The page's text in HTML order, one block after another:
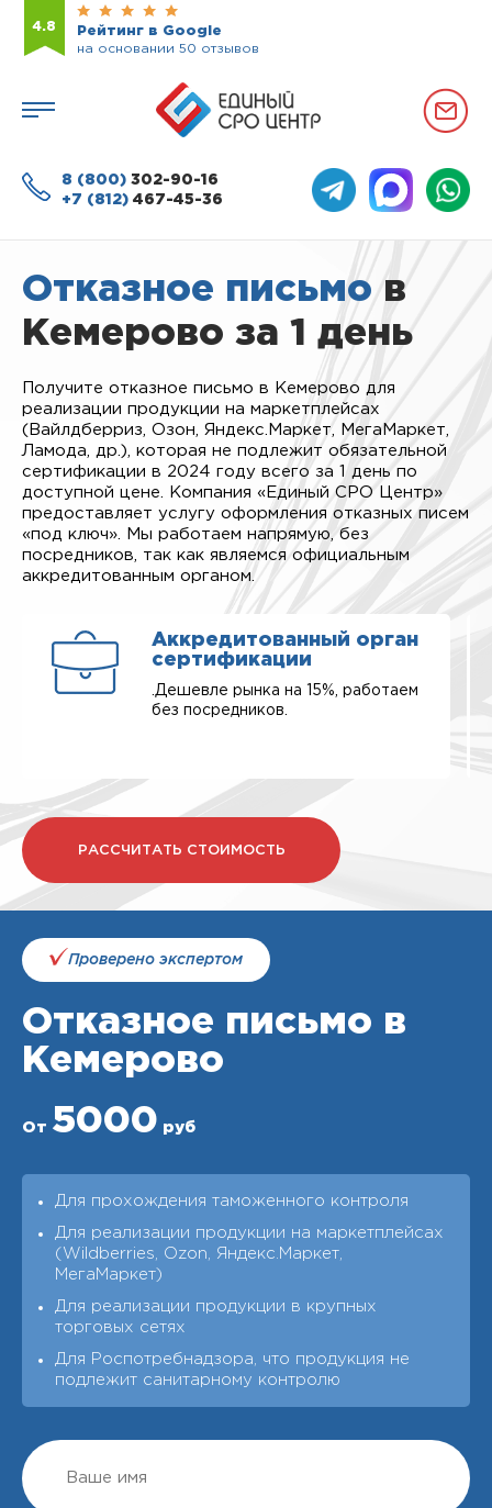
4.8
Рейтинг в Google
на основании 50 отзывов
8 (800) 302-90-16
+7 (812) 467-45-36
Отказное письмо в
Кемерово за 1 день
Получите отказное письмо в Кемерово для
реализации продукции на маркетплейсах
(Вайлдберриз, Озон, Яндекс.Маркет, МегаМаркет,
Ламода, др.), которая не подлежит обязательной
сертификации в 2024 году всего за 1 день по
доступной цене. Компания «Единый СРО Центр»
предоставляет услугу оформления отказных писем
«под ключ». Мы работаем напрямую, без
посредников, так как являемся официальным
аккредитованным органом.
Аккредитованный орган
сертификации
.Дешевле рынка на 15%, работаем
без посредников.
РАССЧИТАТЬ СТОИМОСТЬ
Проверено экспертом
Отказное письмо в
Кемерово
От 5000 руб
Для прохождения таможенного контроля
Для реализации продукции на маркетплейсах
(Wildberries, Ozon, Яндекс.Маркет,
МегаМаркет)
Для реализации продукции в крупных
торговых сетях
Для Роспотребнадзора, что продукция не
подлежит санитарному контролю